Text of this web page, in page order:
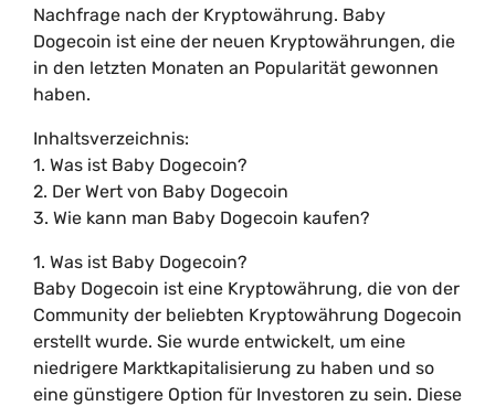
Nachfrage nach der Kryptowährung. Baby
Dogecoin ist eine der neuen Kryptowährungen, die
in den letzten Monaten an Popularität gewonnen
haben.
Inhaltsverzeichnis:
1. Was ist Baby Dogecoin?
2. Der Wert von Baby Dogecoin
3. Wie kann man Baby Dogecoin kaufen?
1. Was ist Baby Dogecoin?
Baby Dogecoin ist eine Kryptowährung, die von der
Community der beliebten Kryptowährung Dogecoin
erstellt wurde. Sie wurde entwickelt, um eine
niedrigere Marktkapitalisierung zu haben und so
eine günstigere Option für Investoren zu sein. Diese